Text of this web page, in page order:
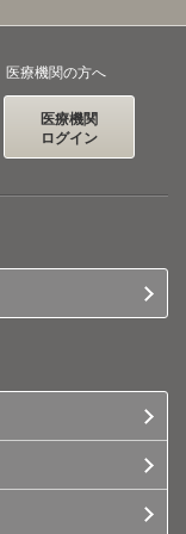
医療機関の方へ
医療機関
ログイン